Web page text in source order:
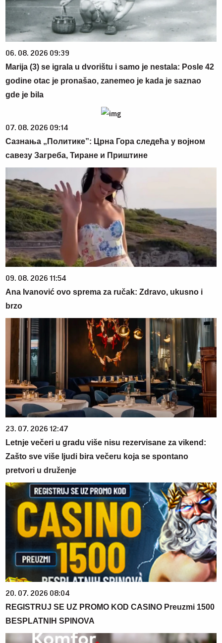
06. 08. 2026 09:39
Marija (3) se igrala u dvorištu i samo je nestala: Posle 42
godine otac je pronašao, zanemeo je kada je saznao
gde je bila
07. 08. 2026 09:14
Сазнања „Политике”: Црна Гора следећа у војном
савезу Загреба, Тиране и Приштине
09. 08. 2026 11:54
Ana Ivanović ovo sprema za ručak: Zdravo, ukusno i
brzo
23. 07. 2026 12:47
Letnje večeri u gradu više nisu rezervisane za vikend:
Zašto sve više ljudi bira večeru koja se spontano
pretvori u druženje
20. 07. 2026 08:04
REGISTRUJ SE UZ PROMO KOD CASINO Preuzmi 1500
BESPLATNIH SPINOVA